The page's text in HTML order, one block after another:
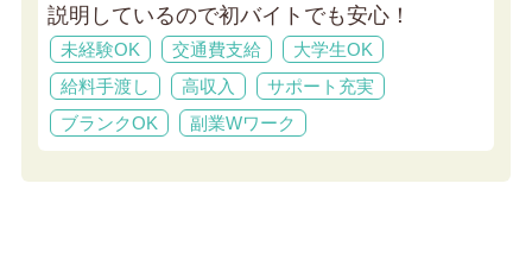
説明しているので初バイトでも安心！
未経験OK 交通費支給
大学生OK
給料手渡し
高収入
サポート充実
ブランクOK
副業Wワーク